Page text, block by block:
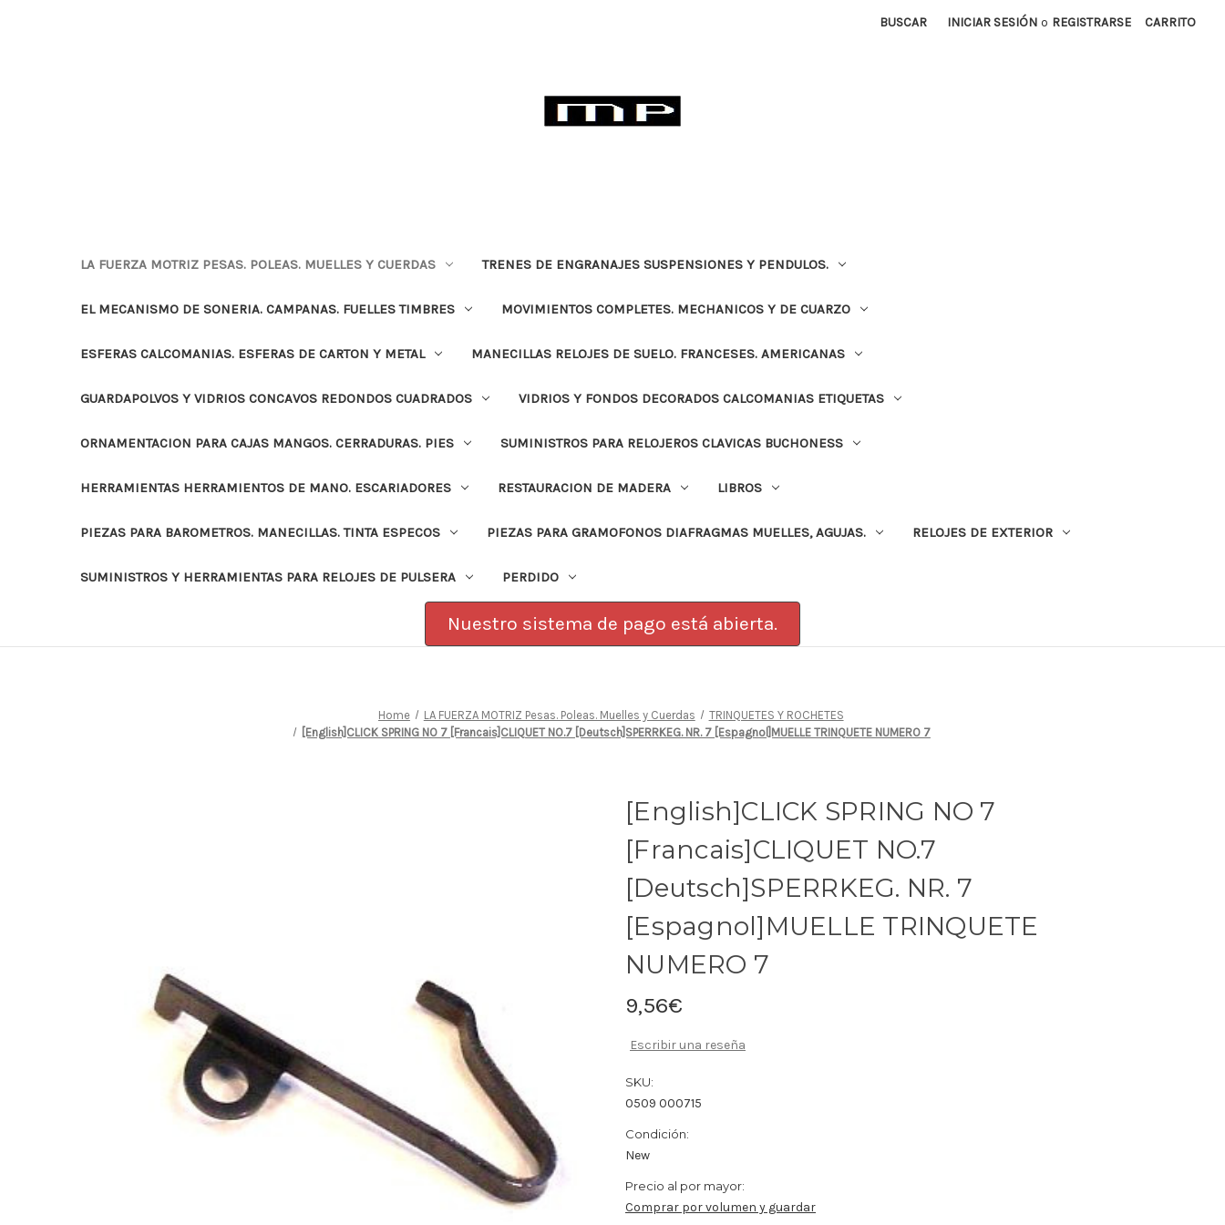
BUSCAR INICIAR SESIÓN o REGISTRARSE CARRITO
LA FUERZA MOTRIZ PESAS. POLEAS. MUELLES Y CUERDAS TRENES DE ENGRANAJES SUSPENSIONES Y PENDULOS.
EL MECANISMO DE SONERIA. CAMPANAS. FUELLES TIMBRES MOVIMIENTOS COMPLETES. MECHANICOS Y DE CUARZO
ESFERAS CALCOMANIAS. ESFERAS DE CARTON Y METAL MANECILLAS RELOJES DE SUELO. FRANCESES. AMERICANAS
GUARDAPOLVOS Y VIDRIOS CONCAVOS REDONDOS CUADRADOS VIDRIOS Y FONDOS DECORADOS CALCOMANIAS ETIQUETAS
ORNAMENTACION PARA CAJAS MANGOS. CERRADURAS. PIES SUMINISTROS PARA RELOJEROS CLAVICAS BUCHONESS
HERRAMIENTAS HERRAMIENTOS DE MANO. ESCARIADORES RESTAURACION DE MADERA LIBROS
PIEZAS PARA BAROMETROS. MANECILLAS. TINTA ESPECOS PIEZAS PARA GRAMOFONOS DIAFRAGMAS MUELLES, AGUJAS. RELOJES DE EXTERIOR
SUMINISTROS Y HERRAMIENTAS PARA RELOJES DE PULSERA PERDIDO
Nuestro sistema de pago está abierta.
Home LA FUERZA MOTRIZ Pesas. Poleas. Muelles y Cuerdas
TRINQUETES Y ROCHETES
[English]CLICK SPRING NO 7 [Francais]CLIQUET NO.7 [Deutsch]SPERRKEG. NR. 7 [Espagnol]MUELLE TRINQUETE NUMERO 7
[English]CLICK SPRING NO 7
[Francais]CLIQUET NO.7
[Deutsch]SPERRKEG. NR. 7
[Espagnol]MUELLE TRINQUETE
NUMERO 7
9,56€
Escribir una reseña
SKU:
0509 000715
Condición:
New
Precio al por mayor:
Comprar por volumen y guardar